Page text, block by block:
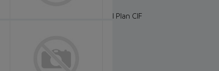
I Plan CIF